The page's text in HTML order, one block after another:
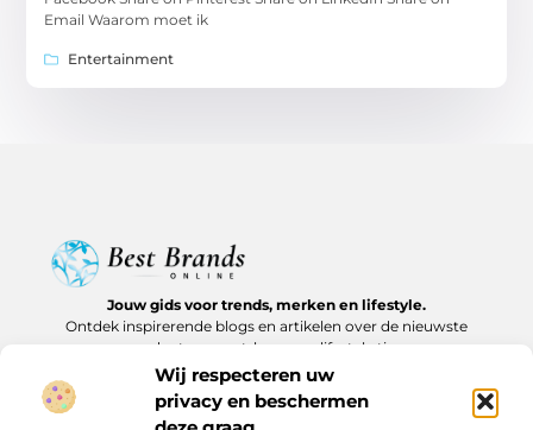
Wij respecteren uw
privacy en beschermen
Email Waarom moet ik
Entertainment
Jouw gids voor trends, merken en lifestyle.
Ontdek inspirerende blogs en artikelen over de nieuwste
producten, must-haves en lifestyle tips.
Bericht categorie